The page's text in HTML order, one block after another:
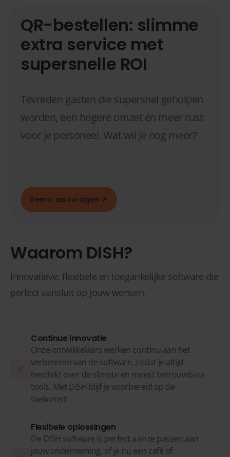
QR-bestellen: slimme
extra service met
supersnelle ROI
Tevreden gasten die supersnel geholpen
worden, een hogere omzet én meer rust
voor je personeel. Wat wil je nog meer?
Demo aanvragen
Waarom DISH?
Innovatieve, flexibele en toegankelijke software die
perfect aansluit op jouw wensen.
Continue innovatie
Onze ontwikkelaars werken continu aan het
verbeteren van de software, zodat je altijd
beschikt over de slimste en meest betrouwbare
tools. Met DISH blijf je voorbereid op de
toekomst!
Flexibele oplossingen
De DISH software is perfect aan te passen aan
jouw onderneming, of je nu een café of